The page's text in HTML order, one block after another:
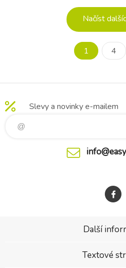
bradavek inspirované
přirozeným způsobem, jakým
děti pijí. Elektrická odsávačka
optimální tok mléka a jemně
se přizpůsobuje velikosti a
Načíst
1 4
Slevy a novinky e-mailem
Další
Textové